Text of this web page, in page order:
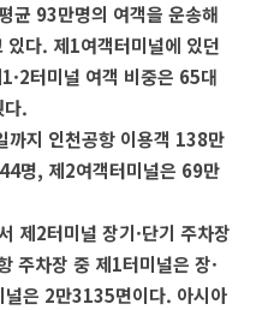
균 93만명의 여객을 운송해
다. 제1여객터미널에 있던
터미널 여객 비중은 65대
.
지 인천공항 이용객 138만
명, 제2여객터미널은 69만
제2터미널 장기·단기 주차장
주차장 중 제1터미널은 장·
은 2만3135면이다. 아시아